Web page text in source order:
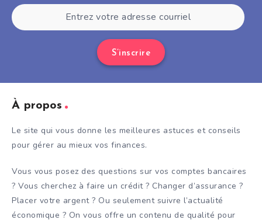
S’inscrire
À propos
Le site qui vous donne les meilleures astuces et conseils
pour gérer au mieux vos finances.
Vous vous posez des questions sur vos comptes bancaires
? Vous cherchez à faire un crédit ? Changer d’assurance ?
Placer votre argent ? Ou seulement suivre l’actualité
économique ? On vous offre un contenu de qualité pour